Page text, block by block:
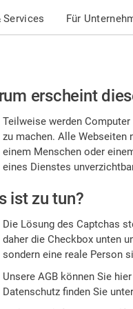
Services Für
erscheint
Teilweise werden
zu machen. Alle Webseiten
einem Menschen oder
eines Dienstes
ist zu tun?
Die Lösung des Captchas
daher die Checkbox unten
sondern eine reale Person
Unsere AGB können Sie
Datenschutz finden Sie